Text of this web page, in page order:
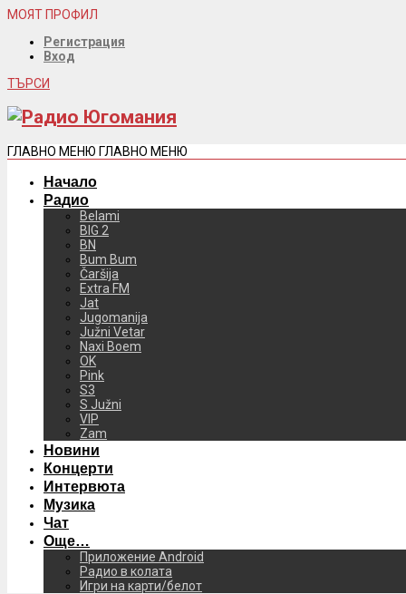
МОЯТ ПРОФИЛ
Регистрация
Вход
ТЪРСИ
ГЛАВНО МЕНЮ ГЛАВНО МЕНЮ
Начало
Радио
Belami
BIG 2
BN
Bum Bum
Čaršija
Extra FM
Jat
Jugomanija
Južni Vetar
Naxi Boem
OK
Pink
S3
S Južni
VIP
Zam
Новини
Концерти
Интервюта
Музика
Чат
Още…
Приложение Android
Радио в колата
Игри на карти/белот